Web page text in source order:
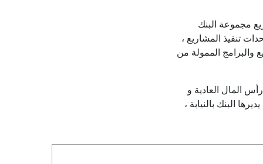
مجموعة البنك
تنفيذ المشاريع ،
والبرامج الممولة من
المال العادية و
البنك بالنيابة ،